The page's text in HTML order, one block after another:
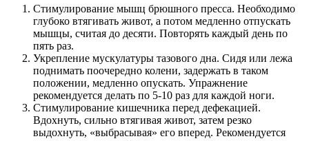
Услуги
Акции
Отзывы
Статьи
Стимулирование мышц брюшного пресса. Необходимо
глубоко втягивать живот, а потом медленно отпускать
мышцы, считая до десяти. Повторять каждый день по
пять раз.
Укрепление мускулатуры тазового дна. Сидя или лежа
поднимать поочередно колени, задержать в таком
положении, медленно опускать. Упражнение
рекомендуется делать по 5-10 раз для каждой ноги.
Стимулирование кишечника перед дефекацией.
Вдохнуть, сильно втягивая живот, затем резко
выдохнуть, «выбрасывая» его вперед. Рекомендуется